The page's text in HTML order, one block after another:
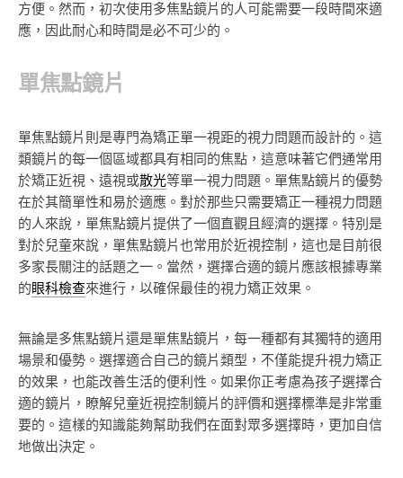
方便。然而，初次使用多焦點鏡片的人可能需要一段時間來適
應，因此耐心和時間是必不可少的。
單焦點鏡片
單焦點鏡片則是專門為矯正單一視距的視力問題而設計的。這
類鏡片的每一個區域都具有相同的焦點，這意味著它們通常用
於矯正近視、遠視或散光等單一視力問題。單焦點鏡片的優勢
在於其簡單性和易於適應。對於那些只需要矯正一種視力問題
的人來說，單焦點鏡片提供了一個直觀且經濟的選擇。特別是
對於兒童來說，單焦點鏡片也常用於近視控制，這也是目前很
多家長關注的話題之一。當然，選擇合適的鏡片應該根據專業
的眼科檢查來進行，以確保最佳的視力矯正效果。
無論是多焦點鏡片還是單焦點鏡片，每一種都有其獨特的適用
場景和優勢。選擇適合自己的鏡片類型，不僅能提升視力矯正
的效果，也能改善生活的便利性。如果你正考慮為孩子選擇合
適的鏡片，瞭解兒童近視控制鏡片的評價和選擇標準是非常重
要的。這樣的知識能夠幫助我們在面對眾多選擇時，更加自信
地做出決定。